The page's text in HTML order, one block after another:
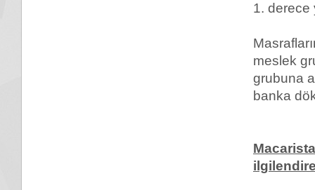
1. derece
meslek
grubuna
banka